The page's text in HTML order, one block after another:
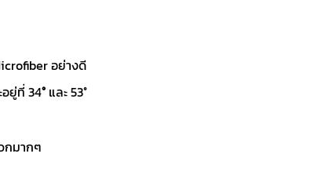
อย่างดี
อยู่ที่ 34° และ 53°
กมากๆ